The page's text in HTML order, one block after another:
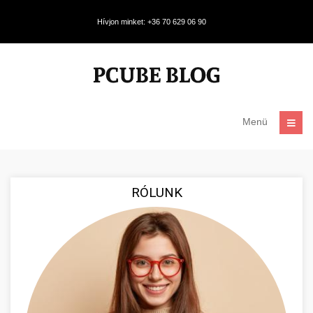
Hívjon minket: +36 70 629 06 90
Menü
RÓLUNK